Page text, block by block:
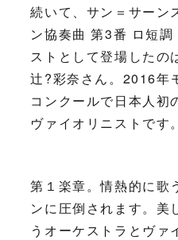
続いて、サン＝サーン
ン協奏曲 第3番 ロ短
ストとして登場したの
辻?彩奈さん。2016年
コンクールで日本人初
ヴァイオリニストです。
第１楽章。情熱的に歌
ンに圧倒されます。美
うオーケストラとヴァ